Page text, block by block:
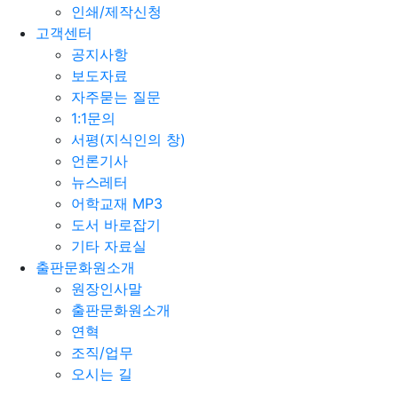
인쇄/제작신청
고객센터
공지사항
보도자료
자주묻는 질문
1:1문의
서평(지식인의 창)
언론기사
뉴스레터
어학교재 MP3
도서 바로잡기
기타 자료실
출판문화원소개
원장인사말
출판문화원소개
연혁
조직/업무
오시는 길